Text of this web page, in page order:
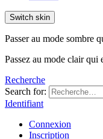
Switch skin
Passer au mode sombre
Passez au mode clair qui
Recherche
Search for:
Identifiant
Connexion
Inscription